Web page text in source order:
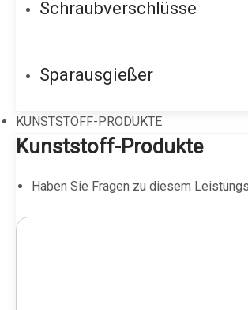
Schraubverschlüsse
Sparausgießer
KUNSTSTOFF-PRODUKTE
Kunststoff-Produkte
Haben Sie Fragen zu diesem